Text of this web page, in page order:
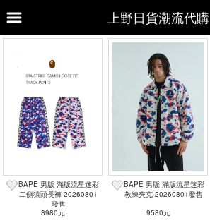
上野日貨潮流代購
上架時間 銷售價格
全部樣式 黑 白 白藍
白綠
灰 粉 黑綠
全部尺寸 S M L
2XL
110
BAPE 男版 滿版流星迷彩
二側猿頭長褲 20260801
發售
8980元
BAPE 男版 滿版流星迷彩
教練夾克 20260801發售
9580元